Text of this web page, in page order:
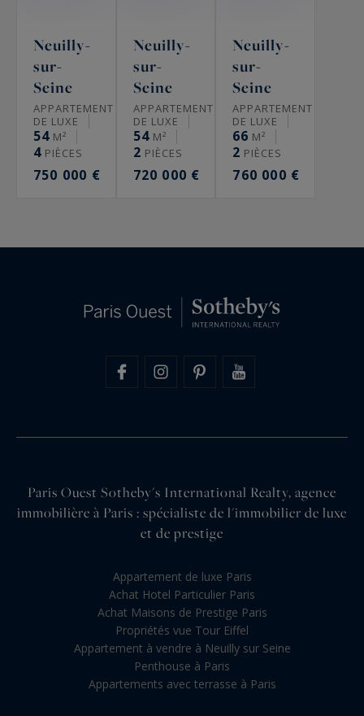
Neuilly-
sur-
Seine
APPARTEMENT
DE LUXE
54 M²
4 PIÈCES
750 000 €
Neuilly-
sur-
Seine
APPARTEMENT
DE LUXE
54M²
2 PIÈCES
720 000 €
Neuilly-
sur-
Seine
APPARTEMENT
DE LUXE
66 M²
2 PIÈCES
760 000 €
Paris Ouest Sotheby's International Realty, agence
immobilière à Paris : spécialiste de l'immobilier de luxe
et de prestige
Appartement de luxe Paris
Achat Hotel Particulier Paris
Achat Maisons de Prestige Paris
Propriétés vue Tour Eiffel
Appartement à vendre à Neuilly sur Seine
Penthouse à Paris
Appartements avec terrasse à Paris